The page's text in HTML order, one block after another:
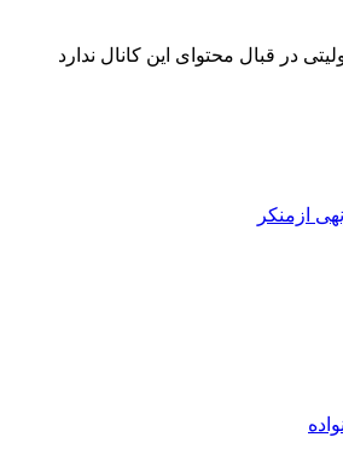
در قبال محتوای این کانال ندارد
ازمنکر